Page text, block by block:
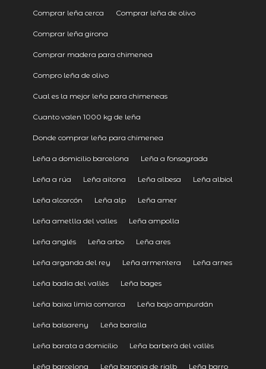
Comprar leña cerca Comprar leña de olivo
Comprar leña girona
Comprar madera para chimenea
Compro leña de olivo
Cual es la mejor leña para chimeneas
Cuanto valen 1000 kg de leña
Donde comprar leña para chimenea
Leña a domicilio barcelona Leña a fonsagrada
Leña a rúa Leña aitona Leña albesa Leña albiol
Leña alcorcón Leña alp Leña amer
Leña ametlla del valles Leña ampolla
Leña anglés Leña arbo Leña ares
Leña arganda del rey Leña armentera Leña arnes
Leña badia del vallès Leña bages
Leña baixa limia comarca Leña bajo ampurdán
Leña balsareny Leña baralla
Leña barata a domicilio Leña barberà del vallès
Leña barcelona Leña baronia de rialb Leña barro